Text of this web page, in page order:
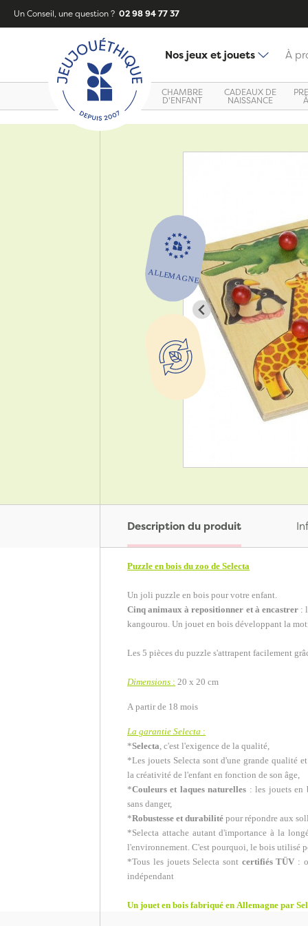
Un Conseil, une question ? 02 98 94 77 37
Nos jeux et jouets À
CHAMBRE
D'ENFANT
CADEAUX DE
NAISSANCE
Description du produit
Puzzle en bois du zoo de Selecta
Un joli puzzle en bois pour votre enfant.
Cinq animaux à repositionner et à encastrer :
kangourou. Un jouet en bois développant la
Les 5 pièces du puzzle s'attrapent facilement
Dimensions : 20 x 20 cm
A partir de 18 mois
La garantie Selecta :
*Selecta, c'est l'exigence de la qualité,
*Les jouets Selecta sont d'une grande qualité
la créativité de l'enfant en fonction de son âge,
*Couleurs et laques naturelles : les jouets en
sans danger,
*Robustesse et durabilité pour répondre aux
*Selecta attache autant d'importance à la
l'environnement. C'est pourquoi, le bois utilisé
*Tous les jouets Selecta sont certifiés TÜV :
indépendant
Un jouet en bois fabriqué en Allemagne par